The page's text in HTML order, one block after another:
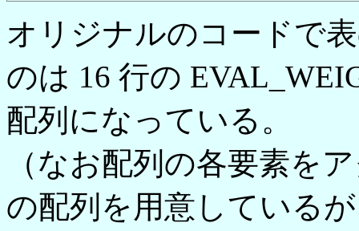
オリジナルのコードで
のは 16 行の
配列になっている。
（なお配列の各要素を
の配列を用意している